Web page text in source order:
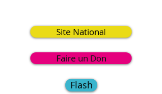
Site National
Faire un Don
Flash